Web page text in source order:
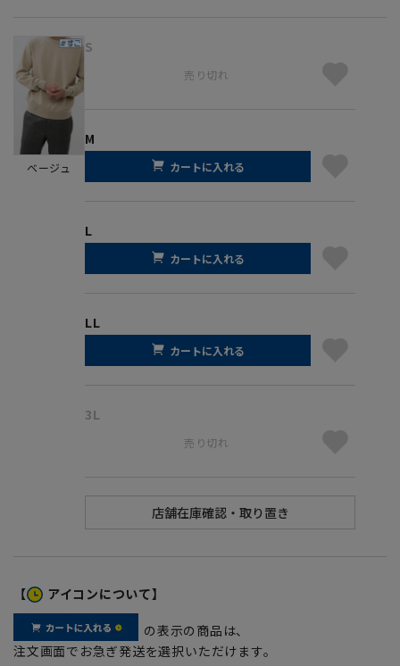
ベージュ
S
売り切れ
M
カートに入れる
L
カートに入れる
LL
カートに入れる
3L
売り切れ
【 アイコンについて】
の表示の商品は、
注文画面でお急ぎ発送を選択いただけます。